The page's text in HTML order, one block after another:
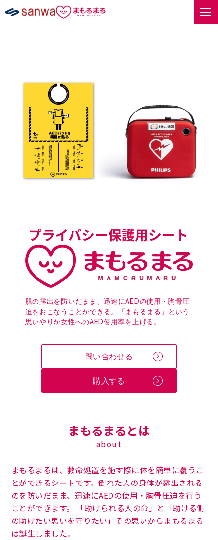
肌の露出を防いだまま、迅速にAEDの使用・胸骨圧
迫をおこなうことができる。「まもるまる」という
思いやりが女性へのAED使用率を上げる。
問い合わせる
購入する
まもるまるとは
about
まもるまるは、救命処置を施す際に体を簡単に覆うこ
とができるシートです。倒れた人の身体が露出される
のを防いだまま、迅速にAEDの使用・胸骨圧迫を行う
ことができます。
「助けられる人の命」と「助ける側
の助けたい思いを守りたい」その思いからまもるまる
は誕生しました。